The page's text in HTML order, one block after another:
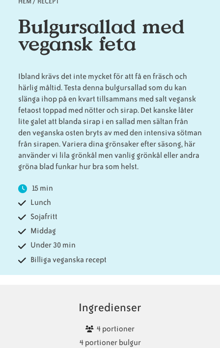
Animaliska
ingredienser
Veganska
konsumentlistor
Vanliga
frågor
Veganska
substitut
Veganska
certifieringar
Bulgursallad med
vegansk feta
Ibland krävs det inte mycket för att få en fräsch och
härlig måltid. Testa denna bulgursallad som du kan
slänga ihop på en kvart tillsammans med salt vegansk
fetaost toppad med nötter och sirap. Det kanske låter
lite galet att blanda sirap i en sallad men sältan från
den veganska osten bryts av med den intensiva sötman
från sirapen. Variera dina grönsaker efter säsong, här
använder vi lila grönkål men vanlig grönkål eller andra
gröna blad funkar hur bra som helst.
15 min
Lunch
Sojafritt
Middag
Under 30 min
Billiga veganska recept
Ingredienser
4 portioner
4 portioner bulgur